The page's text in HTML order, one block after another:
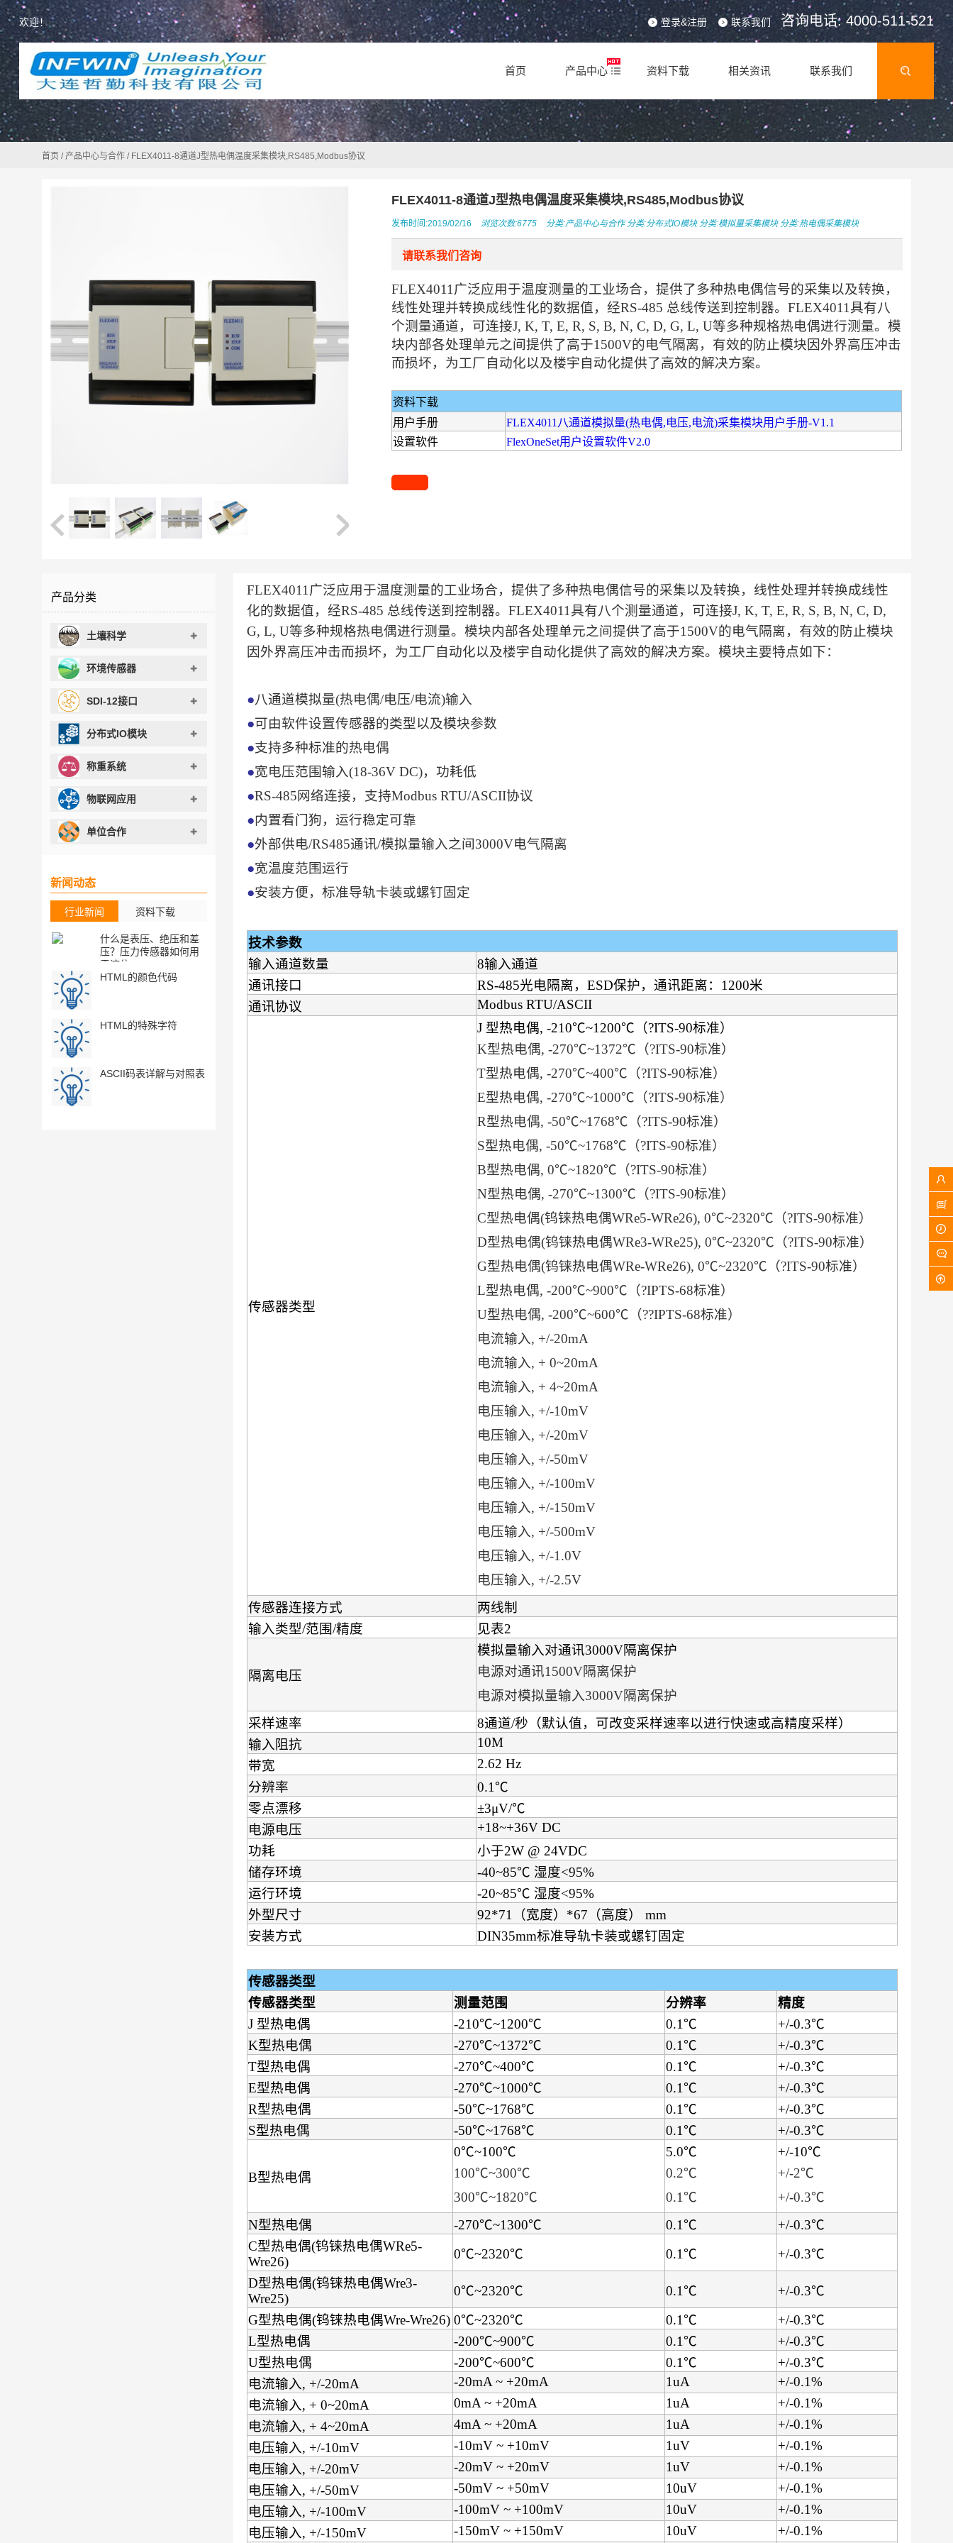
欢迎！ 登录&注册 联系我们 咨询电话: 4000-511-521
首页 产品中心 资料下载 相关资讯 联系我们
首页 / 产品中心与合作 / FLEX4011-8通道J型热电偶温度采集模块,RS485,Modbus协议
FLEX4011-8通道J型热电偶温度采集模块,RS485,Modbus协议
发布时间:2019/02/16 浏览次数:6775 分类:产品中心与合作分类:分布式IO模块分类:模拟量采集模块分类:热电偶采集模块
请联系我们咨询
FLEX4011广泛应用于温度测量的工业场合，提供了多种热电偶信号的采集以及转换，
线性处理并转换成线性化的数据值，经RS-485 总线传送到控制器。FLEX4011具有八
个测量通道，可连接J, K, T, E, R, S, B, N, C, D, G, L, U等多种规格热电偶进行测量。模
块内部各处理单元之间提供了高于1500V的电气隔离，有效的防止模块因外界高压冲击
而损坏，为工厂自动化以及楼宇自动化提供了高效的解决方案。
资料下载
用户手册
FLEX4011八通道模拟量(热电偶,电压,电流)采集模块用户手册-V1.1
设置软件
FlexOneSet用户设置软件V2.0
FLEX4011广泛应用于温度测量的工业场合，提供了多种热电偶信号的采集以及转换，线性处理并转换成线性
化的数据值，经RS-485 总线传送到控制器。FLEX4011具有八个测量通道，可连接J, K, T, E, R, S, B, N, C, D,
G, L, U等多种规格热电偶进行测量。模块内部各处理单元之间提供了高于1500V的电气隔离，有效的防止模块
因外界高压冲击而损坏，为工厂自动化以及楼宇自动化提供了高效的解决方案。模块主要特点如下：
●八通道模拟量(热电偶/电压/电流)输入
●可由软件设置传感器的类型以及模块参数
●支持多种标准的热电偶
●宽电压范围输入(18-36V DC)，功耗低
●RS-485网络连接，支持Modbus RTU/ASCII协议
●内置看门狗，运行稳定可靠
●外部供电/RS485通讯/模拟量输入之间3000V电气隔离
●宽温度范围运行
●安装方便，标准导轨卡装或螺钉固定
技术参数
输入通道数量
8输入通道
通讯接口
RS-485光电隔离，ESD保护，通讯距离：1200米
通讯协议
Modbus RTU/ASCII
传感器类型
J 型热电偶, -210℃~1200℃（?ITS-90标准）
K型热电偶, -270℃~1372℃（?ITS-90标准）
T型热电偶, -270℃~400℃（?ITS-90标准）
E型热电偶, -270℃~1000℃（?ITS-90标准）
R型热电偶, -50℃~1768℃（?ITS-90标准）
S型热电偶, -50℃~1768℃（?ITS-90标准）
B型热电偶, 0℃~1820℃（?ITS-90标准）
N型热电偶, -270℃~1300℃（?ITS-90标准）
C型热电偶(钨铼热电偶WRe5-WRe26), 0℃~2320℃（?ITS-90标准）
D型热电偶(钨铼热电偶WRe3-WRe25), 0℃~2320℃（?ITS-90标准）
G型热电偶(钨铼热电偶WRe-WRe26), 0℃~2320℃（?ITS-90标准）
L型热电偶, -200℃~900℃（?IPTS-68标准）
U型热电偶, -200℃~600℃（??IPTS-68标准）
电流输入, +/-20mA
电流输入, + 0~20mA
电流输入, + 4~20mA
电压输入, +/-10mV
电压输入, +/-20mV
电压输入, +/-50mV
电压输入, +/-100mV
电压输入, +/-150mV
电压输入, +/-500mV
电压输入, +/-1.0V
电压输入, +/-2.5V
传感器连接方式
两线制
输入类型/范围/精度
见表2
隔离电压
模拟量输入对通讯3000V隔离保护
电源对通讯1500V隔离保护
电源对模拟量输入3000V隔离保护
采样速率
8通道/秒（默认值，可改变采样速率以进行快速或高精度采样）
输入阻抗
10M
带宽
2.62 Hz
分辨率
0.1℃
零点漂移
±3μV/℃
电源电压
+18~+36V DC
功耗
小于2W @ 24VDC
储存环境
-40~85℃ 湿度<95%
运行环境
-20~85℃ 湿度<95%
外型尺寸
92*71（宽度）*67（高度） mm
安装方式
DIN35mm标准导轨卡装或螺钉固定
传感器类型
传感器类型
测量范围 分辨率
精度
J 型热电偶
-210℃~1200℃ 0.1℃
+/-0.3℃
K型热电偶
-270℃~1372℃ 0.1℃
+/-0.3℃
T型热电偶
-270℃~400℃ 0.1℃
+/-0.3℃
E型热电偶
-270℃~1000℃ 0.1℃
+/-0.3℃
R型热电偶
-50℃~1768℃ 0.1℃
+/-0.3℃
S型热电偶
-50℃~1768℃ 0.1℃ +/-0.3℃
B型热电偶
0℃~100℃
100℃~300℃
300℃~1820℃
5.0℃
0.2℃
0.1℃
+/-10℃
+/-2℃
+/-0.3℃
N型热电偶
-270℃~1300℃ 0.1℃
+/-0.3℃
C型热电偶(钨铼热电偶WRe5-
Wre26)
0℃~2320℃ 0.1℃
+/-0.3℃
D型热电偶(钨铼热电偶Wre3-
Wre25)
0℃~2320℃ 0.1℃
+/-0.3℃
G型热电偶(钨铼热电偶Wre-Wre26) 0℃~2320℃ 0.1℃
+/-0.3℃
L型热电偶
-200℃~900℃ 0.1℃
+/-0.3℃
U型热电偶
-200℃~600℃ 0.1℃
+/-0.3℃
电流输入, +/-20mA
-20mA ~ +20mA 1uA
+/-0.1%
电流输入, + 0~20mA
0mA ~ +20mA 1uA
+/-0.1%
电流输入, + 4~20mA
4mA ~ +20mA 1uA
+/-0.1%
电压输入, +/-10mV
-10mV ~ +10mV 1uV
+/-0.1%
电压输入, +/-20mV
-20mV ~ +20mV 1uV
+/-0.1%
电压输入, +/-50mV
-50mV ~ +50mV 10uV
+/-0.1%
电压输入, +/-100mV
-100mV ~ +100mV 10uV
+/-0.1%
电压输入, +/-150mV
-150mV ~ +150mV 10uV +/-0.1%
产品分类
土壤科学
环境传感器
SDI-12接口
分布式IO模块
称重系统
物联网应用
单位合作
新闻动态
行业新闻 资料下载
什么是表压、绝压和差
压？压力传感器如何用
于液位...
HTML的颜色代码
HTML的特殊字符
ASCII码表详解与对照表
[资料下载] DigiLL 数字
式液位传感器用户手
册,RS48...
[资料下载]
MT05RA,MT05RB 土壤
水分,电导率,温度传...